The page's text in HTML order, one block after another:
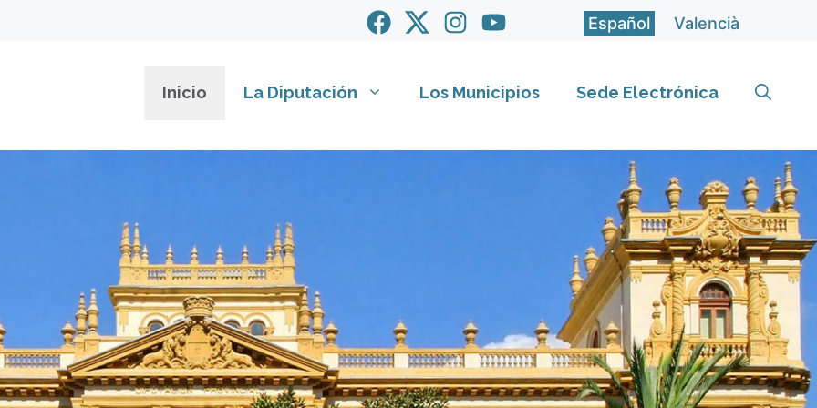
Español Valencià
Inicio La Diputación Los Municipios Sede Electrónica